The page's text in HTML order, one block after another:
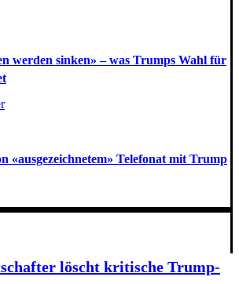
werden sinken» – was Trumps Wahl für
«ausgezeichnetem» Telefonat mit Trump
löscht kritische Trump-